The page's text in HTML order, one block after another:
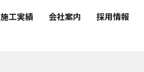
施工実績 会社案内 採用情報